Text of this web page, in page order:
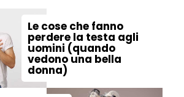
Le cose che fanno
perdere la testa agli
uomini (quando
vedono una bella
donna)